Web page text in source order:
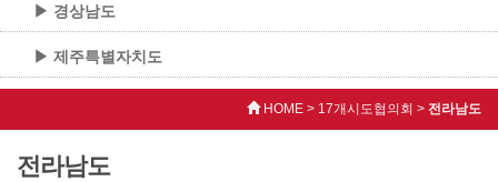
▶ 경상남도
▶ 제주특별자치도
HOME > 17개시도협의회 > 전라남도
전라남도